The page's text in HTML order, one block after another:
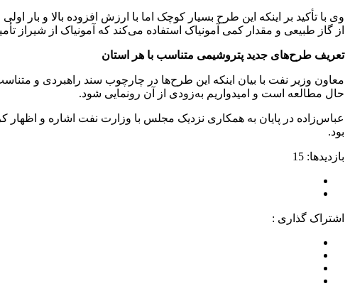
وی با تأکید بر اینکه این طرح بسیار کوچک اما با ارزش افزوده بالا و
از گاز طبیعی و مقدار کمی آمونیاک استفاده می‌کند که آمونیاک از شیراز
تعریف طرح‌های جدید پتروشیمی متناسب با هر استان
معاون وزیر نفت با بیان اینکه این طرح‌ها در چارچوب سند راهبردی و
حال مطالعه است و امیدواریم به‌زودی از آن رونمایی شود.
عباس‌زاده در پایان به همکاری نزدیک مجلس با وزارت نفت اشاره و
بود.
بازدیدها: 15
اشتراک گذاری :